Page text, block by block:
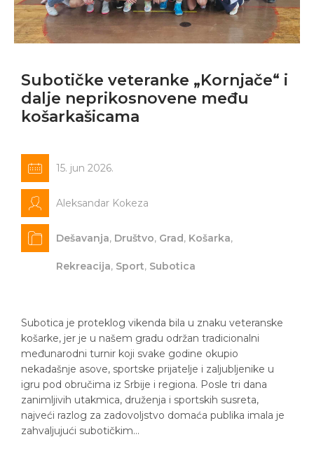
Subotičke veteranke „Kornjače“ i
dalje neprikosnovene među
košarkašicama
15. jun 2026.
Aleksandar Kokeza
Dešavanja, Društvo, Grad , Košarka,
Rekreacija, Sport, Subotica
Subotica je proteklog vikenda bila u znaku veteranske
košarke, jer je u našem gradu održan tradicionalni
međunarodni turnir koji svake godine okupio
nekadašnje asove, sportske prijatelje i zaljubljenike u
igru pod obručima iz Srbije i regiona. Posle tri dana
zanimljivih utakmica, druženja i sportskih susreta,
najveći razlog za zadovoljstvo domaća publika imala je
zahvaljujući subotičkim…